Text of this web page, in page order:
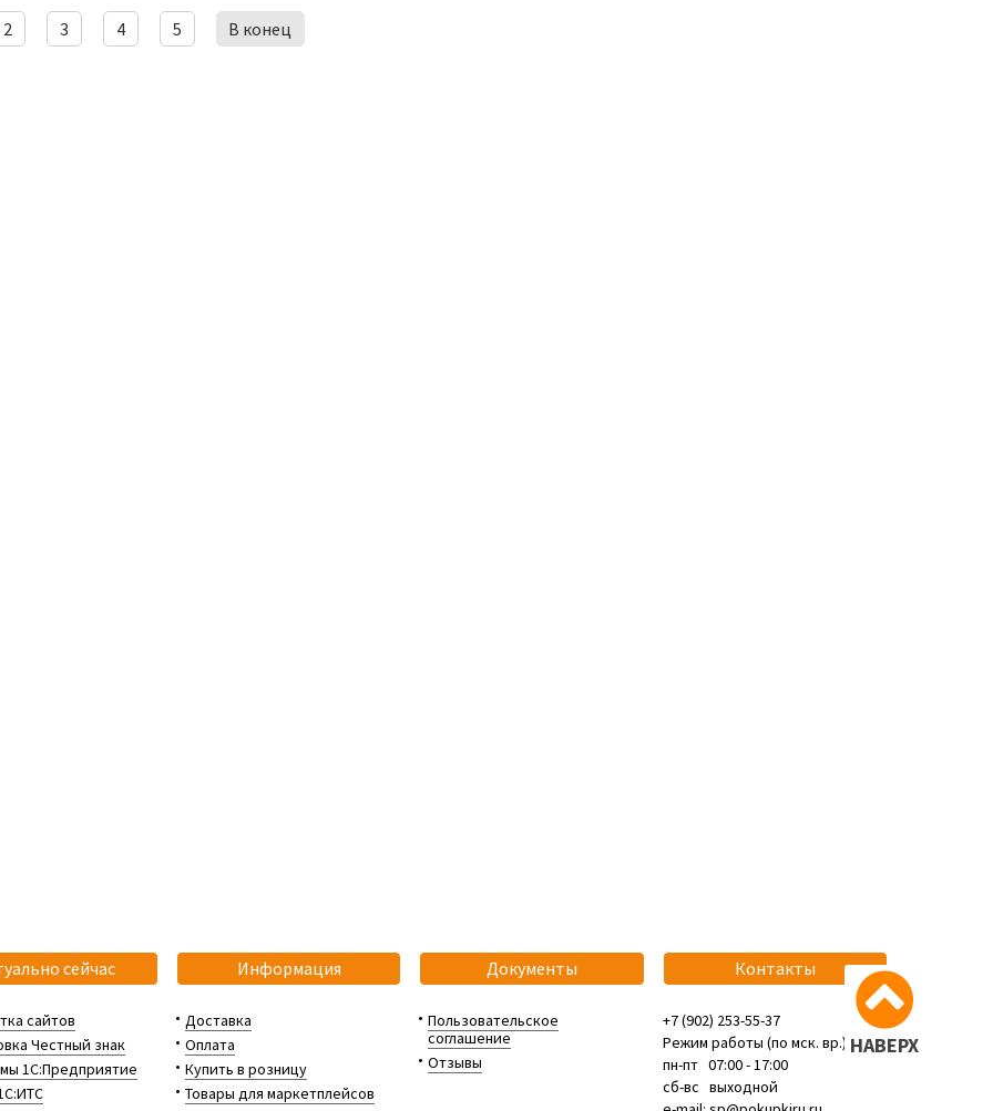
2 3 4 5 В конец
НАВЕРХ
сейчас
сайтов
Честный знак
1С:Предприятие
Информация
Доставка
Оплата
Купить в розницу
Товары для маркетплейсов
Документы
Пользовательское
соглашение
Отзывы
Контакты
+7 (902) 253-55-37
Режим работы (по мск. вр.):
пн-пт 07:00 - 17:00
сб-вс выходной